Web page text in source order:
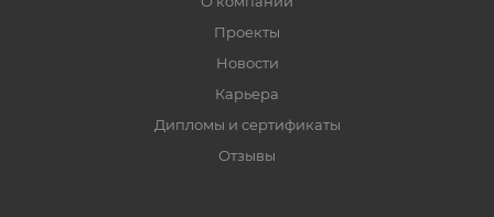
Проекты
Новости
Карьера
Дипломы и сертификаты
Отзывы